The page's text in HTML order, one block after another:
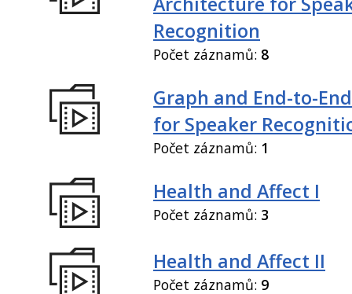
Recognition
Počet záznamů: 8
Graph and End-to-
for Speaker
Počet záznamů: 1
Health and Affect I
Počet záznamů: 3
Health and Affect II
Počet záznamů: 9